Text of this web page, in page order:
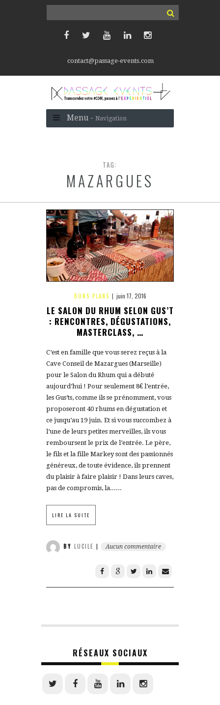
contact@passage-events.com
Menu - Navigation
TAG:
MAZARGUES
BONS PLANS | juin 17, 2016
LE SALON DU RHUM SELON GUS’T
: RENCONTRES, DÉGUSTATIONS,
MASTERCLASS, …
C’est en famille que vous serez reçus à la
Cave Conseil de Mazargues (Marseille)
pour le Salon du Rhum qui a débuté
aujourd’hui ! Pour seulement 8€ l’entrée,
les Gus’ts, comme ils se prénomment, vous
proposeront 40 rhums en dégustation et
ce jusqu’au 19 juin. Et si vous succombez à
l’une de leurs petites merveilles, ils vous
remboursent le prix de l’entrée. Le père,
le fils et la fille Markey sont des passionnés
généreux, de toute évidence, ils prennent
du plaisir à faire plaisir ! Dans leurs caves,
pas de compromis, la......
LIRE LA SUITE
BY LUCILE | Aucun commentaire
RÉSEAUX SOCIAUX